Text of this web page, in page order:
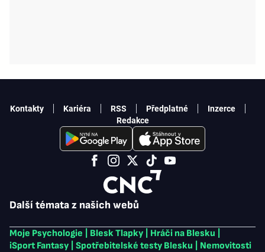
Další témata z našich webů
Moje Psychologie Blesk Tlapky Hráči na Blesku
iSport Fantasy
Spotřebitelské testy Blesku
Nemovitosti
Kontakty Kariéra RSS Předplatné
Inzerce
Redakce